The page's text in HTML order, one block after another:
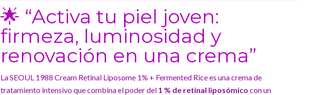
🌟 “Activa tu piel joven:
firmeza, luminosidad y
renovación en una crema”
La SEOUL 1988 Cream Retinal Liposome 1% + Fermented Rice es una crema de
tratamiento intensivo que combina el poder del 1 % de retinal liposómico con un